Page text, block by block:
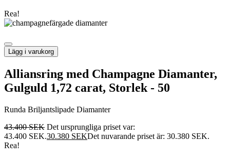
Rea!
Lägg i varukorg
Alliansring med Champagne Diamanter,
Gulguld 1,72 carat, Storlek - 50
Runda Briljantslipade Diamanter
43.400SEK Det ursprungliga priset var:
43.400 SEK.30.380 SEKDet nuvarande priset är: 30.380 SEK.
Rea!